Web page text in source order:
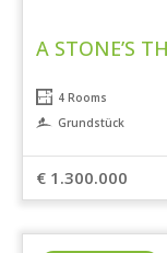
4 Rooms
Grundstück
€ 1.300.000